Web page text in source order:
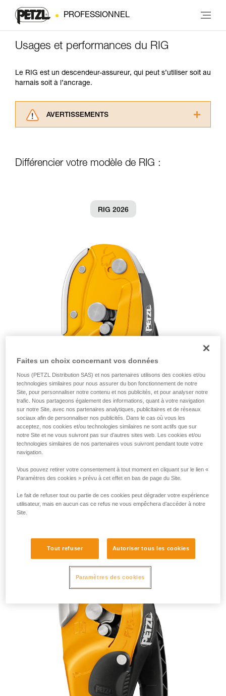
PROFESSIONNEL
Usages et performances du RIG
Le RIG est un descendeur-assureur, qui peut s’utiliser soit au
harnais soit à l’ancrage.
AVERTISSEMENTS
informations de la notice technique pour
formation et un entraînement spécifique. Validez
avec un professionnel votre capacité à refaire
Nous donnons des exemples de techniques
liées à votre activité. Il peut en exister d’autres
que nous ne décrivons pas ici.
Différencier votre modèle de RIG :
RIG 2026
Faites un choix concernant vos données
Nous (PETZL Distribution SAS) et nos partenaires utilisons des cookies et/ou
technologies similaires pour nous assurer du bon fonctionnement de notre
Site, pour personnaliser notre contenu et nos publicités, et pour analyser notre
trafic. Nous partageons également des informations, quant à votre navigation
sur notre Site, avec nos partenaires analytiques, publicitaires et de réseaux
sociaux afin de personnaliser nos publicités. Dans le cas où vous les
acceptez, nos cookies et/ou technologies similaires ne sont actifs que sur
notre Site et ne vous suivront pas sur d’autres sites web. Les cookies et/ou
technologies similaires de nos partenaires vous suivront pendant toute votre
navigation.
Vous pouvez retirer votre consentement à tout moment en cliquant sur le lien «
Paramètres des cookies » prévu à cet effet en bas de page du Site.
Le fait de refuser tout ou partie de ces cookies peut dégrader votre expérience
utilisateur, mais en aucun cas ce refus ne vous empêchera d’accéder à notre
Site.
Tout refuser Autoriser tous les cookies
Paramètres des cookies